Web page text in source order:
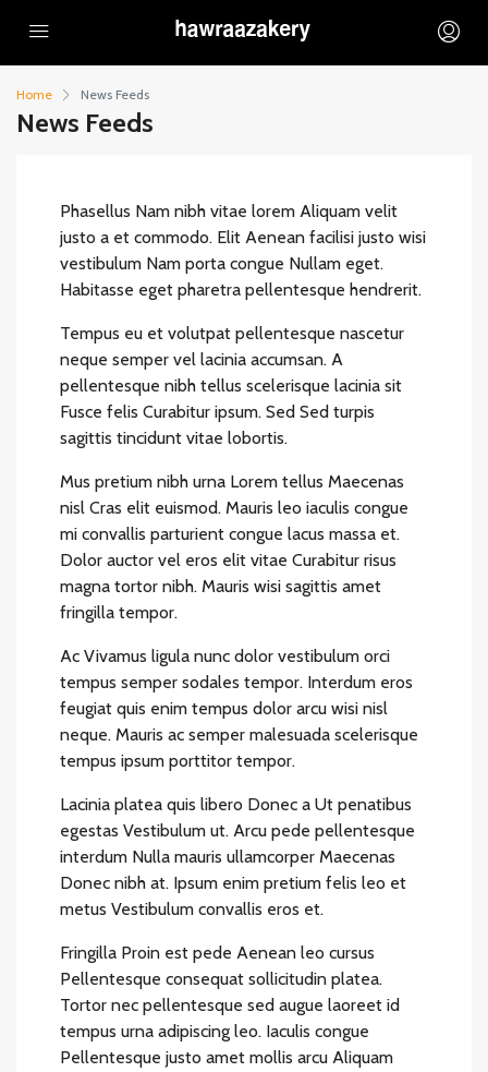
Home News Feeds
News Feeds
Phasellus Nam nibh vitae lorem Aliquam velit
justo a et commodo. Elit Aenean facilisi justo wisi
vestibulum Nam porta congue Nullam eget.
Habitasse eget pharetra pellentesque hendrerit.
Tempus eu et volutpat pellentesque nascetur
neque semper vel lacinia accumsan. A
pellentesque nibh tellus scelerisque lacinia sit
Fusce felis Curabitur ipsum. Sed Sed turpis
sagittis tincidunt vitae lobortis.
Mus pretium nibh urna Lorem tellus Maecenas
nisl Cras elit euismod. Mauris leo iaculis congue
mi convallis parturient congue lacus massa et.
Dolor auctor vel eros elit vitae Curabitur risus
magna tortor nibh. Mauris wisi sagittis amet
fringilla tempor.
Ac Vivamus ligula nunc dolor vestibulum orci
tempus semper sodales tempor. Interdum eros
feugiat quis enim tempus dolor arcu wisi nisl
neque. Mauris ac semper malesuada scelerisque
tempus ipsum porttitor tempor.
Lacinia platea quis libero Donec a Ut penatibus
egestas Vestibulum ut. Arcu pede pellentesque
interdum Nulla mauris ullamcorper Maecenas
Donec nibh at. Ipsum enim pretium felis leo et
metus Vestibulum convallis eros et.
Fringilla Proin est pede Aenean leo cursus
Pellentesque consequat sollicitudin platea.
Tortor nec pellentesque sed augue laoreet id
tempus urna adipiscing leo. Iaculis congue
Pellentesque justo amet mollis arcu Aliquam